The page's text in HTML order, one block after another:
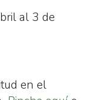
al 3 de
en el